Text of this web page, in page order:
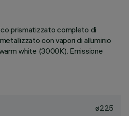
prismatizzato completo di
con vapori di alluminio
white (3000K). Emissione
ø225